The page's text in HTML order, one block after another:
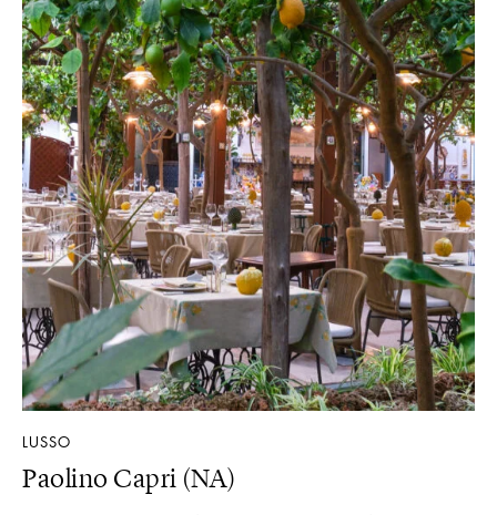
LUSSO
Paolino Capri (NA)